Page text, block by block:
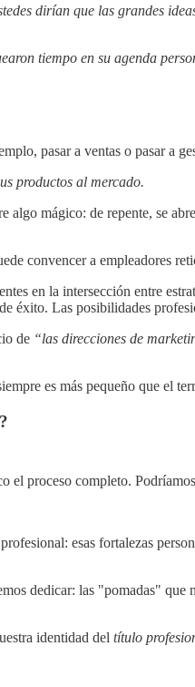
dirían que las grandes
tiempo en su agenda
pasar a ventas o pasar a
productos al mercado.
algo mágico: de repente, se
convencer a empleadores
en la intersección entre
éxito. Las posibilidades
de “las direcciones de
es más pequeño que el
el proceso completo.
esas fortalezas
dedicar: las "pomadas"
identidad del título